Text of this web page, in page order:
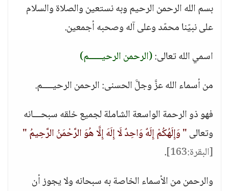
بسم الله الرحمن الرحيم وبه نستعين والصلاة والسلام
على نبيّنا محمّد وعلى آله وصحبه أجمعين.
اسمي الله تعالى:(الرحمن الرحيـــــم)
من أسماء الله عزَّ وجلَّ الحسنى: الرحمن الرحيــــم.
فهو ذو الرحمة الواسعة الشاملة لجميع خلقه سبحـــانه
وتعالى" وَإِلَهُكُمْ إِلَهٌ وَاحِدٌ لَا إِلَهَ إِلَّا هُوَ الرَّحْمَنُ الرَّحِيمُ "
[البقرة:163]
.
والرحمن من الأسماء الخاصة به سبحانه ولا يجوز أن